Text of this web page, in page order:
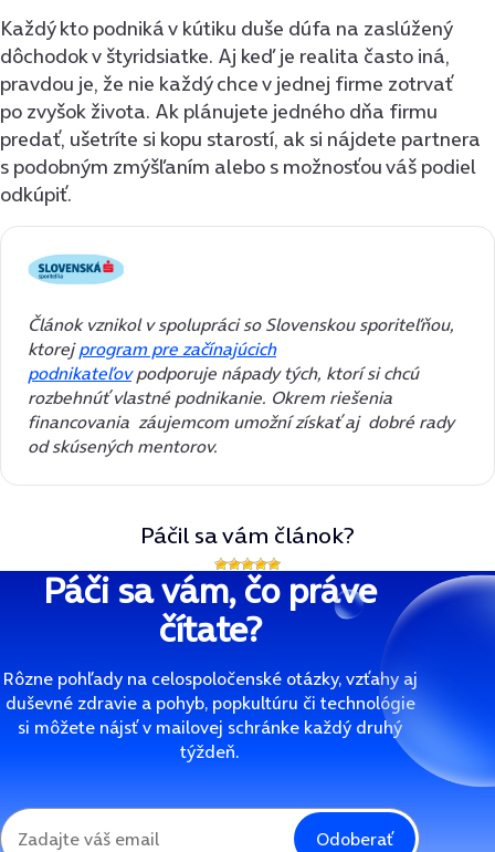
Každý kto podniká v kútiku duše dúfa na zaslúžený
dôchodok v štyridsiatke. Aj keď je realita často iná,
pravdou je, že nie každý chce v jednej firme zotrvať
po zvyšok života. Ak plánujete jedného dňa firmu
predať, ušetríte si kopu starostí, ak si nájdete partnera
s podobným zmýšľaním alebo s možnosťou váš podiel
odkúpiť.
Článok vznikol v spolupráci so Slovenskou sporiteľňou,
ktorejprogram pre začínajúcich
podnikateľovpodporuje nápady tých, ktorí si chcú
rozbehnúť vlastné podnikanie. Okrem riešenia
financovania záujemcom umožní získať aj dobré rady
od skúsených mentorov.
Páčil sa vám článok?
Páči sa vám, čo práve
čítate?
Rôzne pohľady na celospoločenské otázky, vzťahy aj
duševné zdravie a pohyb, popkultúru či technológie
si môžete nájsť v mailovej schránke každý druhý
týždeň.
Odoberať